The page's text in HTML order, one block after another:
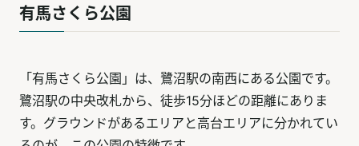
有馬さくら公園
「有馬さくら公園」は、鷺沼駅の南西にある公園です。
鷺沼駅の中央改札から、徒歩15分ほどの距離にありま
す。グラウンドがあるエリアと高台エリアに分かれてい